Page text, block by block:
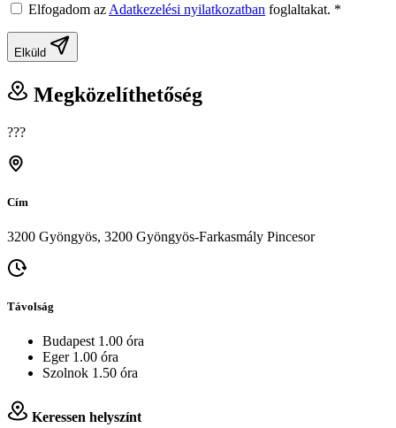
Elfogadom az Adatkezelési nyilatkozatban foglaltakat. *
Elküld
Megközelíthetőség
???
Cím
3200 Gyöngyös, 3200 Gyöngyös-Farkasmály Pincesor
Távolság
Budapest 1.00 óra
Eger 1.00 óra
Szolnok 1.50 óra
Keressen helyszínt